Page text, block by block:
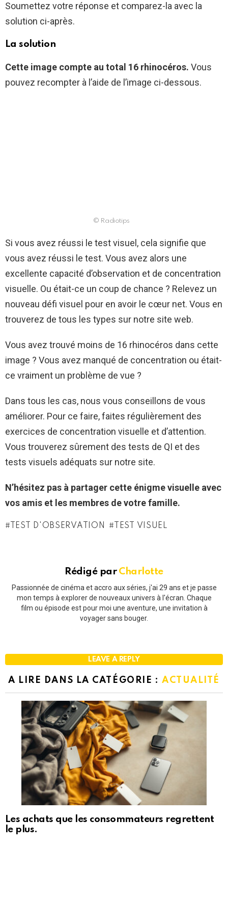
Soumettez votre réponse et comparez-la avec la
solution ci-après.
La solution
Cette image compte au total 16 rhinocéros. Vous
pouvez recompter à l’aide de l’image ci-dessous.
© Radiotips
Si vous avez réussi le test visuel, cela signifie que
vous avez réussi le test. Vous avez alors une
excellente capacité d’observation et de concentration
visuelle. Ou était-ce un coup de chance ? Relevez un
nouveau défi visuel pour en avoir le cœur net. Vous en
trouverez de tous les types sur notre site web.
Vous avez trouvé moins de 16 rhinocéros dans cette
image ? Vous avez manqué de concentration ou était-
ce vraiment un problème de vue ?
Dans tous les cas, nous vous conseillons de vous
améliorer. Pour ce faire, faites régulièrement des
exercices de concentration visuelle et d’attention.
Vous trouverez sûrement des tests de QI et des
tests visuels adéquats sur notre site.
N’hésitez pas à partager cette énigme visuelle avec
vos amis et les membres de votre famille.
TEST D'OBSERVATION TEST VISUEL
Rédigé par Charlotte
Passionnée de cinéma et accro aux séries, j'ai 29 ans et je passe
mon temps à explorer de nouveaux univers à l'écran. Chaque
film ou épisode est pour moi une aventure, une invitation à
voyager sans bouger.
LEAVE A REPLY
A LIRE DANS LA CATÉGORIE : ACTUALITÉ
Les achats que les consommateurs regrettent
le plus.